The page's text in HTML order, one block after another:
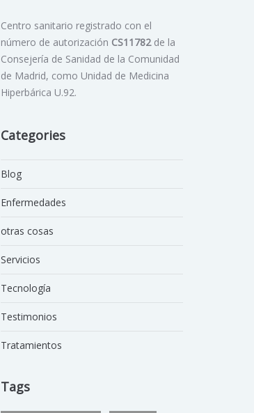
Centro sanitario registrado con el
número de autorización CS11782de la
Consejería de Sanidad de la Comunidad
de Madrid, como Unidad de Medicina
Hiperbárica U.92.
Categories
Blog
Enfermedades
otras cosas
Servicios
Tecnología
Testimonios
Tratamientos
Tags